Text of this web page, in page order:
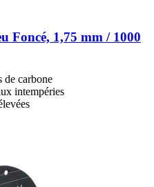
Foncé, 1,75 mm / 1000
de carbone
intempéries